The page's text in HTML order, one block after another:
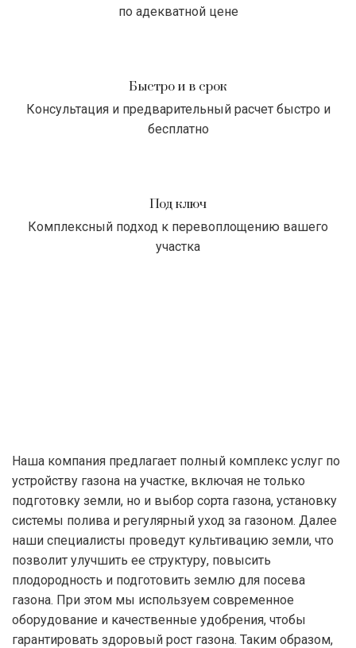
по адекватной цене
Быстро и в срок
Консультация и предварительный расчет быстро и
бесплатно
Под ключ
Комплексный подход к перевоплощению вашего
участка
Наша компания предлагает полный комплекс услуг по
устройству газона на участке, включая не только
подготовку земли, но и выбор сорта газона, установку
системы полива и регулярный уход за газоном. Далее
наши специалисты проведут культивацию земли, что
позволит улучшить ее структуру, повысить
плодородность и подготовить землю для посева
газона. При этом мы используем современное
оборудование и качественные удобрения, чтобы
гарантировать здоровый рост газона. Таким образом,